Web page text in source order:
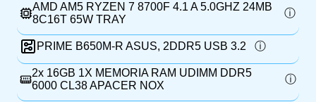
AMD AM5 RYZEN 7 8700F 4.1 A 5.0GHZ 24MB
8C16T 65W TRAY
PRIME B650M-R ASUS, 2DDR5 USB 3.2
2x 16GB 1X MEMORIA RAM UDIMM DDR5
6000 CL38 APACER NOX